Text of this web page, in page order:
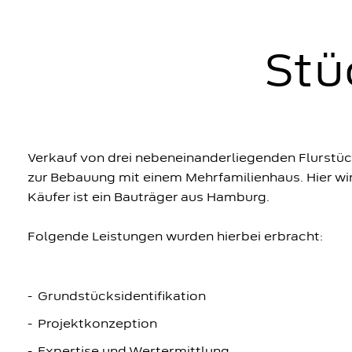
Verkauf von drei nebeneinanderliegenden
zur Bebauung mit einem Mehrfamilienhaus. Hier
Käufer ist ein Bauträger aus Hamburg.
Folgende Leistungen wurden hierbei erbracht:
Grundstücksidentifikation
Projektkonzeption